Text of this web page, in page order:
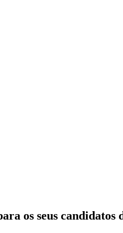
os seus candidatos